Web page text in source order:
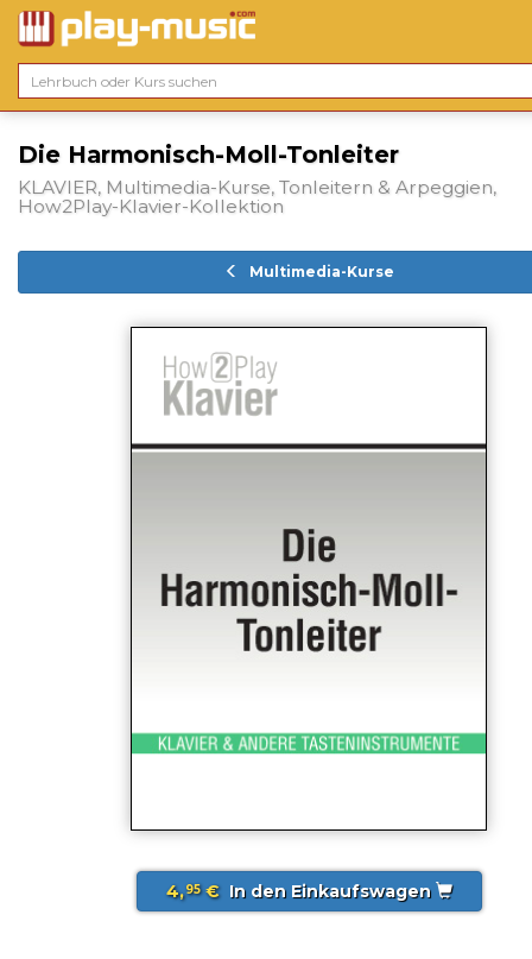
Die Harmonisch-Moll-Tonleiter
KLAVIER, Multimedia-Kurse, Tonleitern & Arpeggien,
How2Play-Klavier-Kollektion
Multimedia-Kurse
4,95€ In den Einkaufswagen